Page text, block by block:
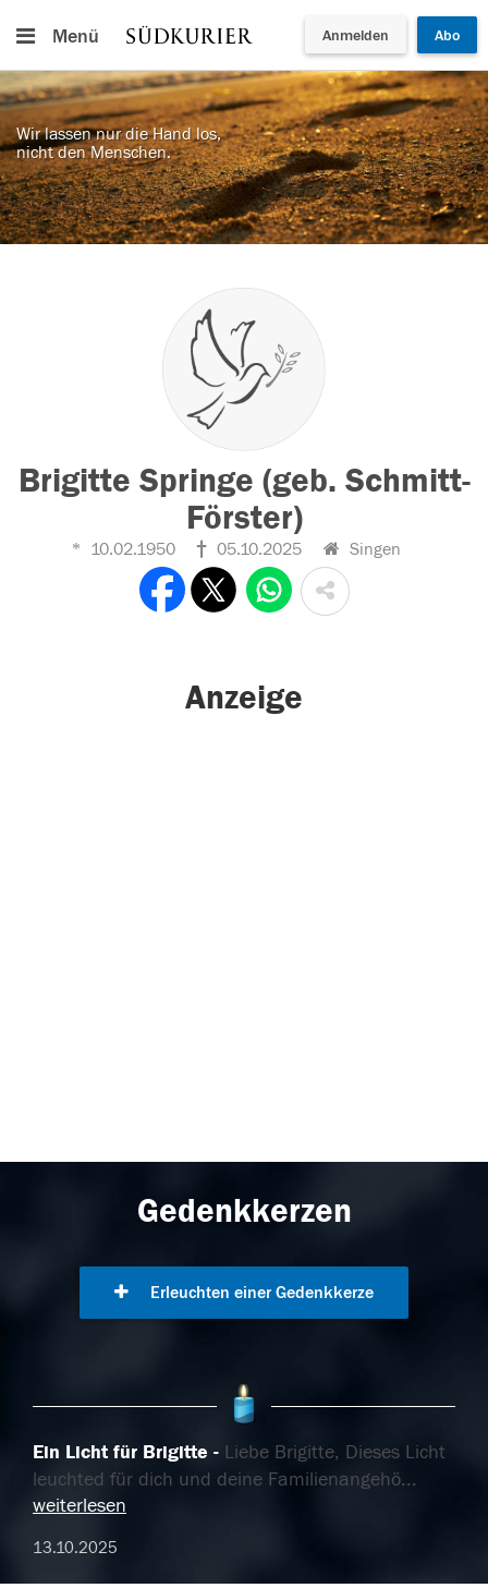
Menü Anmelden Abo
Wir lassen nur die Hand los,
nicht den Menschen.
Brigitte Springe (geb. Schmitt-
Förster)
10.02.1950 05.10.2025 Singen
Anzeige
Gedenkkerzen
Erleuchten einer Gedenkkerze
Ein Licht für Brigitte
Liebe Brigitte, Dieses Licht
leuchted für dich und deine Familienangehö...
weiterlesen
13.10.2025